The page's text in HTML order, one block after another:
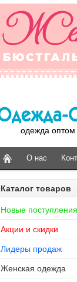
одежда оптом
О нас
Каталог товаров
Новые поступления
Акции и скидки
Лидеры продаж
Женская одежда